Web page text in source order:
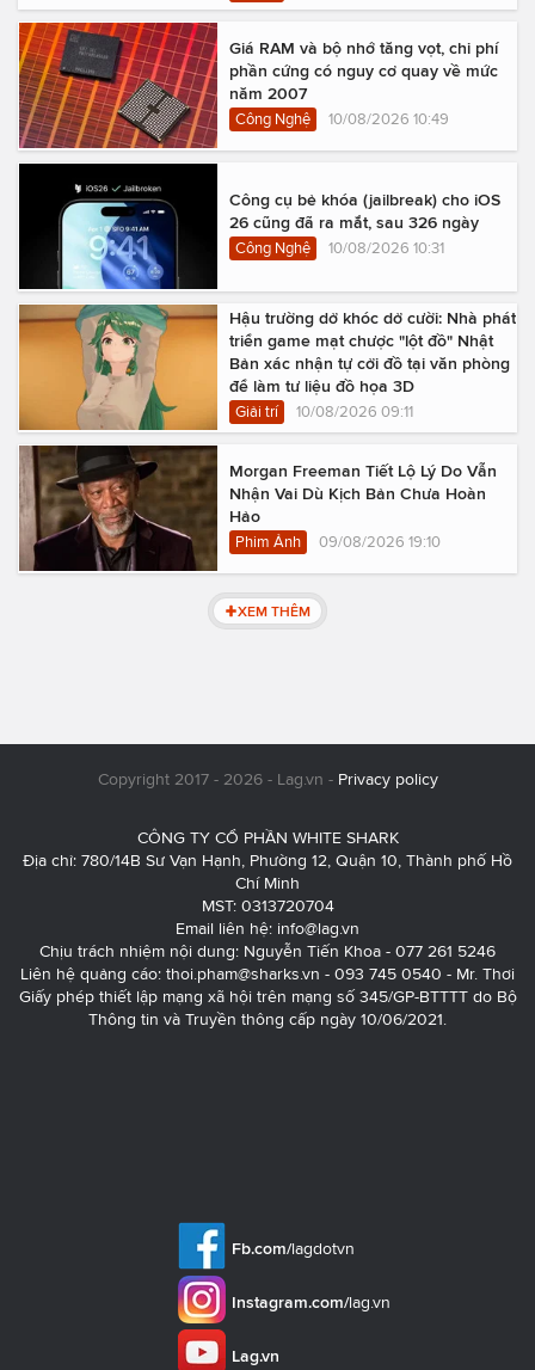
Giá RAM và bộ nhớ tăng vọt, chi phí
phần cứng có nguy cơ quay về mức
năm 2007
Công Nghệ 10/08/2026 10:49
Công cụ bẻ khóa (jailbreak) cho iOS
26 cũng đã ra mắt, sau 326 ngày
Công Nghệ 10/08/2026 10:31
Hậu trường dở khóc dở cười: Nhà phát
triển game mạt chược "lột đồ" Nhật
Bản xác nhận tự cởi đồ tại văn phòng
để làm tư liệu đồ họa 3D
Giải trí 10/08/2026 09:11
Morgan Freeman Tiết Lộ Lý Do Vẫn
Nhận Vai Dù Kịch Bản Chưa Hoàn
Hảo
Phim Ảnh 09/08/2026 19:10
XEM THÊM
Copyright 2017 - 2026 - Lag.vn - Privacy policy
CÔNG TY CỔ PHẦN WHITE SHARK
Địa chỉ: 780/14B Sư Vạn Hạnh, Phường 12, Quận 10, Thành phố Hồ
Chí Minh
MST: 0313720704
Email liên hệ: info@lag.vn
Chịu trách nhiệm nội dung: Nguyễn Tiến Khoa - 077 261 5246
Liên hệ quảng cáo: thoi.pham@sharks.vn - 093 745 0540 - Mr. Thơi
Giấy phép thiết lập mạng xã hội trên mạng số 345/GP-BTTTT do Bộ
Thông tin và Truyền thông cấp ngày 10/06/2021.
Fb.com/lagdotvn
Instagram.com/lag.vn
Lag.vn